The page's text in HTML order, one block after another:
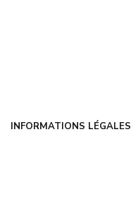
INFORMATIONS LÉGALES